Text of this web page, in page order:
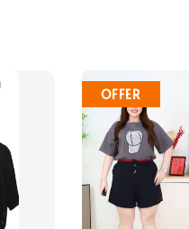
OFFER